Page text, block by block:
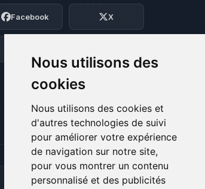
Nous utilisons des
cookies
Nous utilisons des cookies et
d'autres technologies de suivi
pour améliorer votre expérience
de navigation sur notre site,
pour vous montrer un contenu
personnalisé et des publicités
Facebook X
c’est Choupy, ton petit assistant
Dis-moi ce dont tu as besoin
vais remuer mes petits circuits
2026 à 09:17